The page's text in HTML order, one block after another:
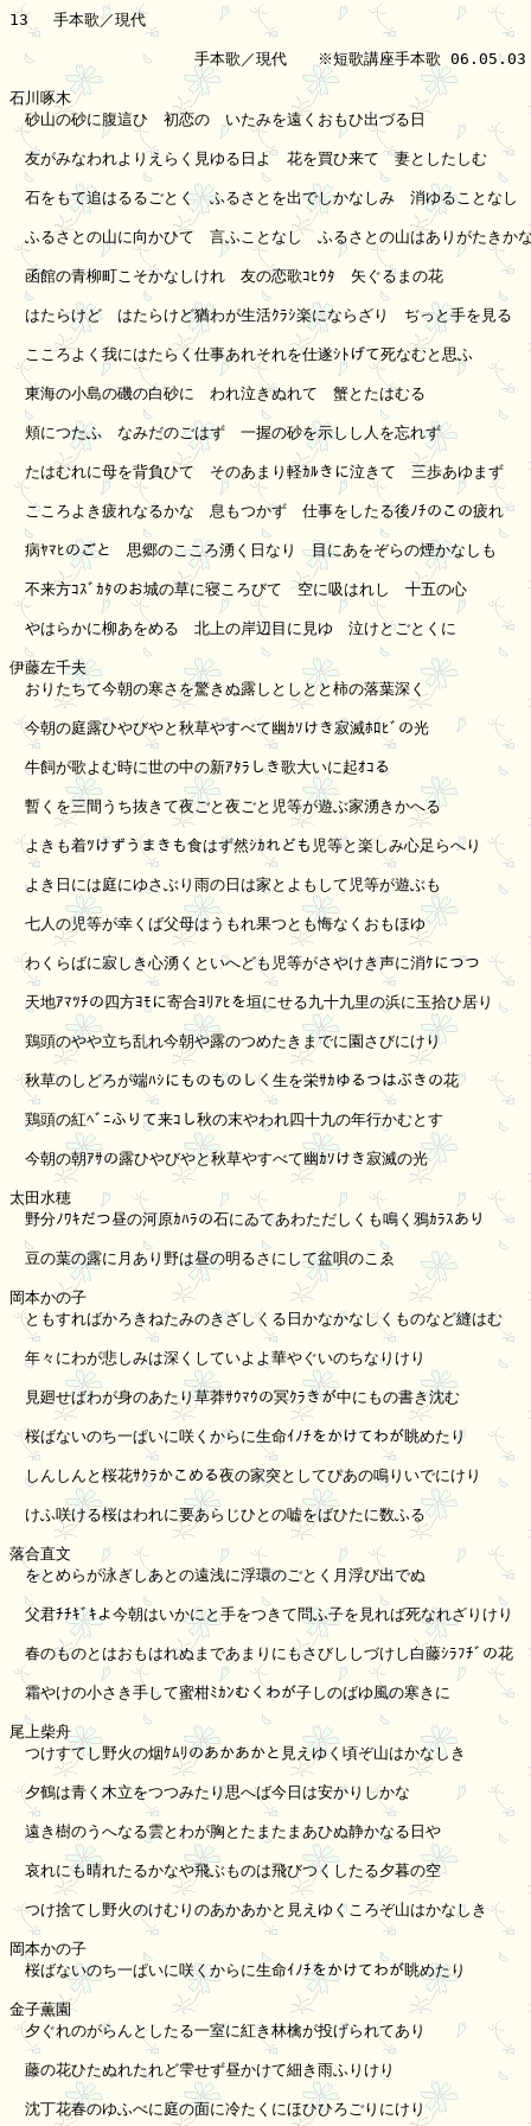
13　 手本歌／現代
手本歌／現代　　※短歌講座手本歌 06.05.03
石川啄木
砂山の砂に腹這ひ　初恋の　いたみを遠くおもひ出づる日
友がみなわれよりえらく見ゆる日よ　花を買ひ来て　妻としたしむ
石をもて追はるるごとく　ふるさとを出でしかなしみ　消ゆることなし
ふるさとの山に向かひて　言ふことなし　ふるさとの山はありがたきか
函館の青柳町こそかなしけれ　友の恋歌ｺﾋｳﾀ　矢ぐるまの花
はたらけど　はたらけど猶わが生活ｸﾗｼ楽にならざり　ぢっと手を見る
こころよく我にはたらく仕事あれそれを仕遂ｼﾄげて死なむと思ふ
東海の小島の磯の白砂に　われ泣きぬれて　蟹とたはむる
頬につたふ　なみだのごはず　一握の砂を示しし人を忘れず
たはむれに母を背負ひて　そのあまり軽ｶﾙきに泣きて　三歩あゆまず
こころよき疲れなるかな　息もつかず　仕事をしたる後ﾉﾁのこの疲れ
病ﾔﾏﾋのごと　思郷のこころ湧く日なり　目にあをぞらの煙かなしも
不来方ｺｽﾞｶﾀのお城の草に寝ころびて　空に吸はれし　十五の心
やはらかに柳あをめる　北上の岸辺目に見ゆ　泣けとごとくに
伊藤左千夫
おりたちて今朝の寒さを驚きぬ露しとしとと柿の落葉深く
今朝の庭露ひやびやと秋草やすべて幽ｶｿけき寂滅ﾎﾛﾋﾞの光
牛飼が歌よむ時に世の中の新ｱﾀﾗしき歌大いに起ｵｺる
暫くを三間うち抜きて夜ごと夜ごと児等が遊ぶ家湧きかへる
よきも着ﾂけずうまきも食はず然ｼｶれども児等と楽しみ心足らへり
よき日には庭にゆさぶり雨の日は家とよもして児等が遊ぶも
七人の児等が幸くば父母はうもれ果つとも悔なくおもほゆ
わくらばに寂しき心湧くといへども児等がさやけき声に消ｹにつつ
天地ｱﾏﾂﾁの四方ﾖﾓに寄合ﾖﾘｱﾋを垣にせる九十九里の浜に玉拾ひ居り
鶏頭のやや立ち乱れ今朝や露のつめたきまでに園さびにけり
秋草のしどろが端ﾊｼにものものしく生を栄ｻｶゆるつはぶきの花
鶏頭の紅ﾍﾞﾆふりて来ｺし秋の末やわれ四十九の年行かむとす
今朝の朝ｱｻの露ひやびやと秋草やすべて幽ｶｿけき寂滅の光
太田水穂
野分ﾉﾜｷだつ昼の河原ｶﾊﾗの石にゐてあわただしくも鳴く鴉ｶﾗｽあり
豆の葉の露に月あり野は昼の明るさにして盆唄のこゑ
岡本かの子
ともすればかろきねたみのきざしくる日かなかなしくものなど縫はむ
年々にわが悲しみは深くしていよよ華やぐいのちなりけり
見廻せばわが身のあたり草莽ｻｳﾏｳの冥ｸﾗきが中にもの書き沈む
桜ばないのち一ぱいに咲くからに生命ｲﾉﾁをかけてわが眺めたり
しんしんと桜花ｻｸﾗかこめる夜の家突としてぴあの鳴りいでにけり
けふ咲ける桜はわれに要あらじひとの嘘をばひたに数ふる
落合直文
をとめらが泳ぎしあとの遠浅に浮環のごとく月浮び出でぬ
父君ﾁﾁｷﾞｷよ今朝はいかにと手をつきて問ふ子を見れば死なれざりけり
春のものとはおもはれぬまであまりにもさびししづけし白藤ｼﾗﾌﾁﾞの花
霜やけの小さき手して蜜柑ﾐｶﾝむくわが子しのばゆ風の寒きに
尾上柴舟
つけすてし野火の烟ｹﾑﾘのあかあかと見えゆく頃ぞ山はかなしき
夕鶴は青く木立をつつみたり思へば今日は安かりしかな
遠き樹のうへなる雲とわが胸とたまたまあひぬ静かなる日や
哀れにも晴れたるかなや飛ぶものは飛びつくしたる夕暮の空
つけ捨てし野火のけむりのあかあかと見えゆくころぞ山はかなしき
岡本かの子
桜ばないのち一ぱいに咲くからに生命ｲﾉﾁをかけてわが眺めたり
金子薫園
夕ぐれのがらんとしたる一室に紅き林檎が投げられてあり
藤の花ひたぬれたれど雫せず昼かけて細き雨ふりけり
沈丁花春のゆふべに庭の面に冷たくにほひひろごりにけり